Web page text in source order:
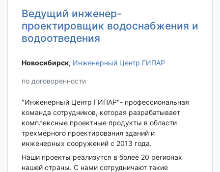
Ведущий инженер-
проектировщик водоснабжения и
водоотведения
Новосибирск‎, Инженерный Центр ГИПАР
по договоренности
"Инженерный Центр ГИПАР"- профессиональная
команда сотрудников, которая разрабатывает
комплексные проектные продукты в области
трехмерного проектирования зданий и
инженерных сооружений с 2013 года.
Наши проекты реализутся в более 20 регионах
нашей страны. С нами сотрудничают такие